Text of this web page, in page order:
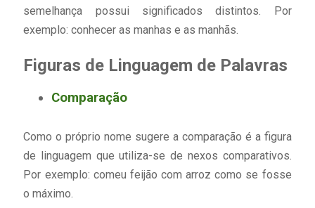
semelhança possui significados distintos. Por
exemplo: conhecer as manhas e as manhãs.
Figuras de Linguagem de Palavras
Comparação
Como o próprio nome sugere a comparação é a figura
de linguagem que utiliza-se de nexos comparativos.
Por exemplo: comeu feijão com arroz como se fosse
o máximo.